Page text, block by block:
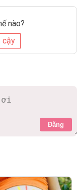
nào?
cậy
Đăng